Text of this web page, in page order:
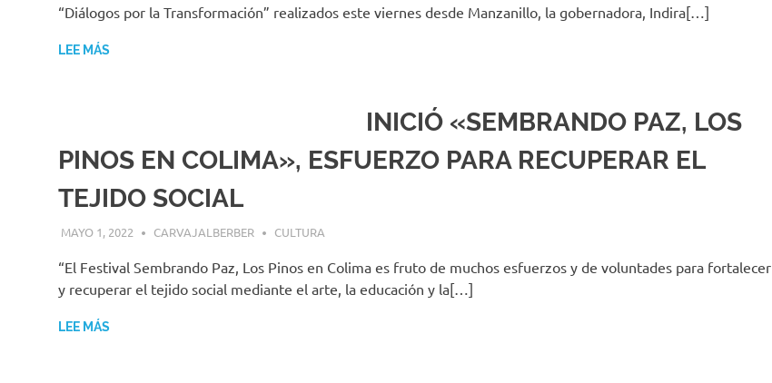
“Diálogos por la Transformación” realizados este viernes desde Manzanillo, la gobernadora, Indira[…]
LEE MÁS
INICIÓ «SEMBRANDO PAZ, LOS
PINOS EN COLIMA», ESFUERZO PARA RECUPERAR EL
TEJIDO SOCIAL
MAYO 1, 2022 CARVAJALBERBER CULTURA
“El Festival Sembrando Paz, Los Pinos en Colima es fruto de muchos esfuerzos y de voluntades para fortalecer
y recuperar el tejido social mediante el arte, la educación y la[…]
LEE MÁS